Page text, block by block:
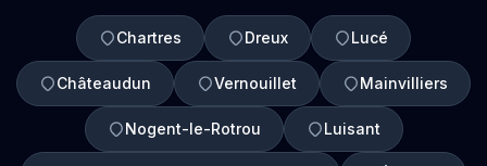
Chartres Dreux Lucé
Châteaudun Vernouillet Mainvilliers
Nogent-le-Rotrou Luisant